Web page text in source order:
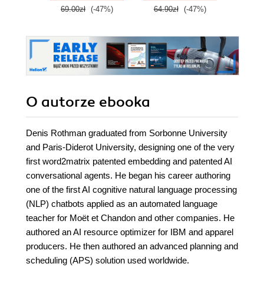
69.00zł (-47%) 64.90zł (-47%)
O autorze ebooka
Denis Rothman graduated from Sorbonne University
and Paris-Diderot University, designing one of the very
first word2matrix patented embedding and patented AI
conversational agents. He began his career authoring
one of the first AI cognitive natural language processing
(NLP) chatbots applied as an automated language
teacher for Moët et Chandon and other companies. He
authored an AI resource optimizer for IBM and apparel
producers. He then authored an advanced planning and
scheduling (APS) solution used worldwide.